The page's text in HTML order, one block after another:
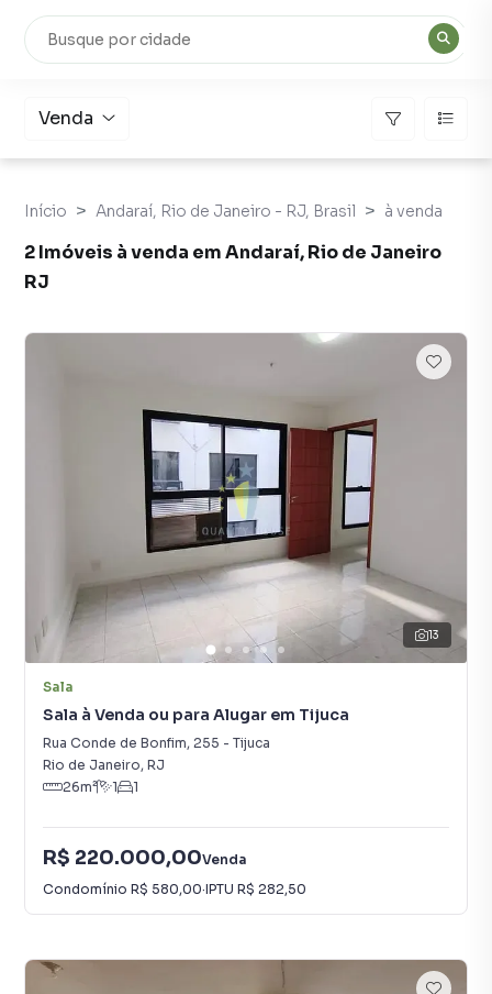
Venda
Início Andaraí, Rio de Janeiro - RJ, Brasil à venda
2 Imóveis à venda em Andaraí, Rio de Janeiro
RJ
13
Sala
Sala à Venda ou para Alugar em Tijuca
Rua Conde de Bonfim, 255 - Tijuca
Rio de Janeiro, RJ
26m² 1 1
R$ 220.000,00Venda
Condomínio R$ 580,00·IPTU R$ 282,50